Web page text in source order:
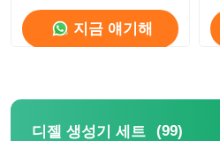
지금 얘기해
디젤 생성기 세트 (99)